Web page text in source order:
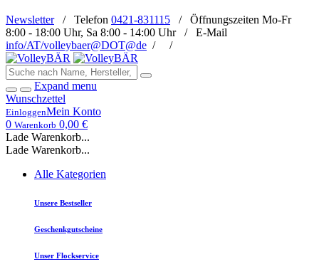
Newsletter/ Telefon 0421-831115 / Öffnungszeiten Mo-Fr
8:00 - 18:00 Uhr, Sa 8:00 - 14:00 Uhr / E-Mail
info/AT/volleybaer@DOT@de / /
Expand menu
Wunschzettel
EinloggenMein Konto
0 Warenkorb 0,00 €
Lade Warenkorb...
Lade Warenkorb...
Alle Kategorien
Unsere Bestseller
Geschenkgutscheine
Unser Flockservice